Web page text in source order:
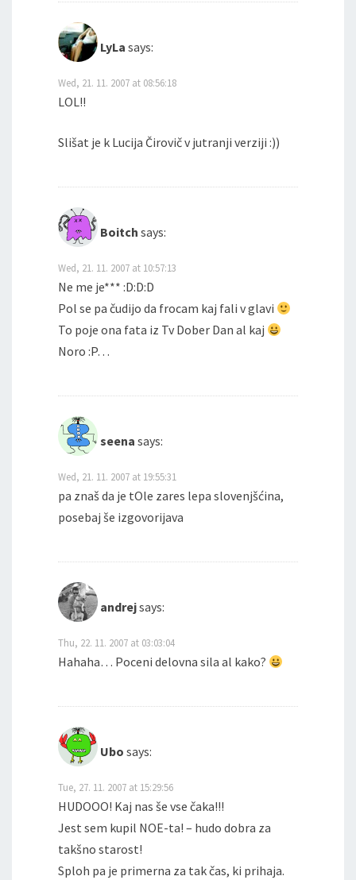
LyLa says:
Wed, 21. 11. 2007 at 08:56:18
LOL!!
Slišat je k Lucija Čirovič v jutranji verziji :))
Boitch says:
Wed, 21. 11. 2007 at 10:57:13
Ne me je*** :D:D:D
Pol se pa čudijo da frocam kaj fali v glavi
To poje ona fata iz Tv Dober Dan al kaj
Noro :P…
seena says:
Wed, 21. 11. 2007 at 19:55:31
pa znaš da je tOle zares lepa slovenjšćina,
posebaj še izgovorijava
andrejsays:
Thu, 22. 11. 2007 at 03:03:04
Hahaha… Poceni delovna sila al kako?
Ubo says:
Tue, 27. 11. 2007 at 15:29:56
HUDOOO! Kaj nas še vse čaka!!!
Jest sem kupil NOE-ta! – hudo dobra za
takšno starost!
Sploh pa je primerna za tak čas, ki prihaja.